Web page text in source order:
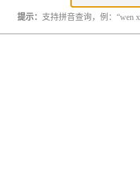
提示： 支持拼音查询，例：“wen